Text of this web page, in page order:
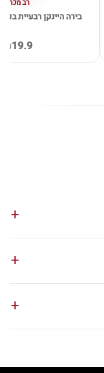
רב מכר
בירה היינקן רבעיית בקבוקים
₪19.9